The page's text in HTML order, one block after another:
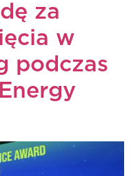
za
w
podczas